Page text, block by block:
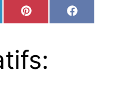
Share
on
Pinterest Share
on